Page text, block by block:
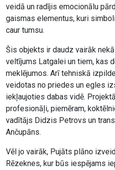
veidā un radījis emocionālu
gaismas elementus, kuri
caur tumsu.
Šis objekts ir daudz vairāk
veltījums Latgalei un tiem, kas
meklējumos. Arī tehniskā
veidotas no priedes un egles
iekļaujoties dabas vidē.
profesionāļi, piemēram,
vadītājs Didzis Petrovs un
Ančupāns.
Vēl jo vairāk, Pujāts plāno
Rēzeknes, kur būs iespējams